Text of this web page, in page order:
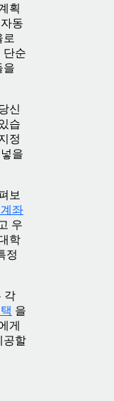
획
동
로
단순
을
신
습
정
을
보
좌
우
학
정
각
을
게
공할